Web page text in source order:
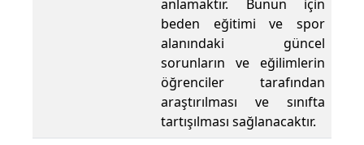
anlamaktır. Bunun için
beden eğitimi ve spor
alanındaki güncel
sorunların ve eğilimlerin
öğrenciler tarafından
araştırılması ve sınıfta
tartışılması sağlanacaktır.